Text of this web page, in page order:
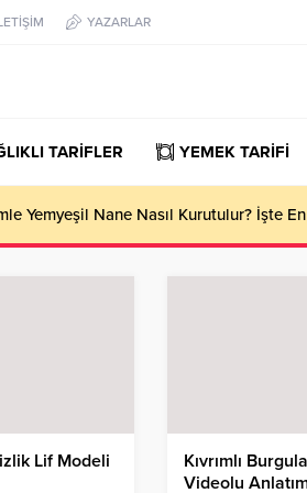
YAZARLAR
TARİFLER YEMEK TARİFİ
Yemyeşil Nane Nasıl Kurutulur? İşte
Lif Modeli
Kıvrımlı
Videolu